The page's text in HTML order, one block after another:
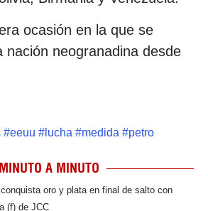
ocasión en la que se
nación neogranadina desde
#eeuu # lucha #medida #petro
MINUTO A MINUTO
oro y plata en final de salto con
(f) de JCC